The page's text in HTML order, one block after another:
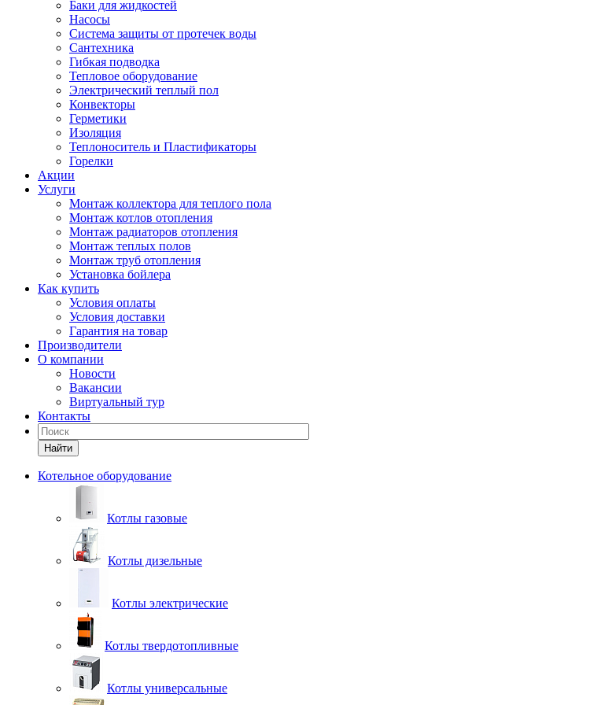
Баки для жидкостей
Насосы
Система защиты от протечек воды
Сантехника
Гибкая подводка
Тепловое оборудование
Электрический теплый пол
Конвекторы
Герметики
Изоляция
Теплоноситель и Пластификаторы
Горелки
Акции
Услуги
Монтаж коллектора для теплого пола
Монтаж котлов отопления
Монтаж радиаторов отопления
Монтаж теплых полов
Монтаж труб отопления
Установка бойлера
Как купить
Условия оплаты
Условия доставки
Гарантия на товар
Производители
О компании
Новости
Вакансии
Виртуальный тур
Контакты
Найти
Котельное оборудование
Котлы газовые
Котлы дизельные
Котлы электрические
Котлы твердотопливные
Котлы универсальные